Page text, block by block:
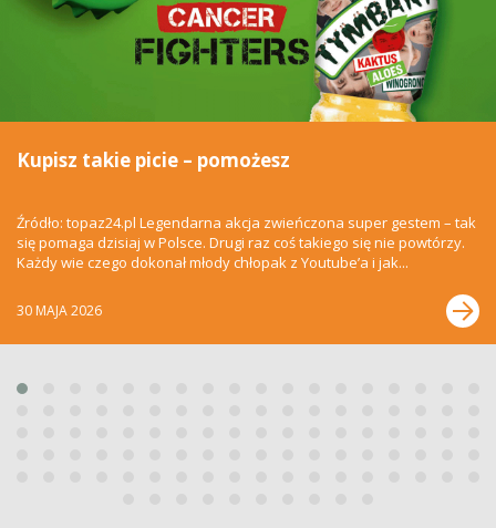
Kupisz takie picie – pomożesz
Źródło: topaz24.pl Legendarna akcja zwieńczona super gestem – tak
się pomaga dzisiaj w Polsce. Drugi raz coś takiego się nie powtórzy.
Każdy wie czego dokonał młody chłopak z Youtube’a i jak...
30 MAJA 2026